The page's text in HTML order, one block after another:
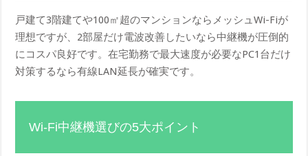
戸建て3階建てや100㎡超のマンションならメッシュWi-Fiが
理想ですが、2部屋だけ電波改善したいなら中継機が圧倒的
にコスパ良好です。在宅勤務で最大速度が必要なPC1台だけ
対策するなら有線LAN延長が確実です。
Wi-Fi中継機選びの5大ポイント